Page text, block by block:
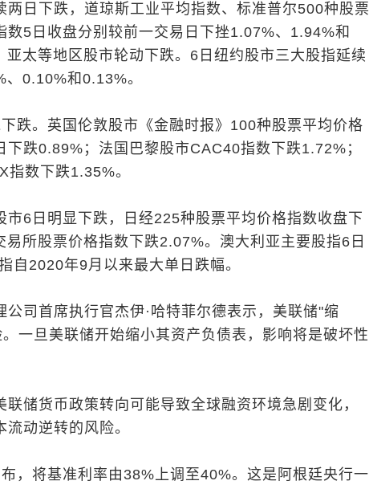
两日下跌，道琼斯工业平均指数、标准普尔500种股票
数5日收盘分别较前一交易日下挫1.07%、1.94%和
亚太等地区股市轮动下跌。6日纽约股市三大股指延续
0.10%和0.13%。
跌。英国伦敦股市《金融时报》100种股票平均价格
下跌0.89%；法国巴黎股市CAC40指数下跌1.72%；
指数下跌1.35%。
市6日明显下跌，日经225种股票平均价格指数收盘下
所股票价格指数下跌2.07%。澳大利亚主要股指6日
自2020年9月以来最大单日跌幅。
公司首席执行官杰伊·哈特菲尔德表示，美联储"缩
一旦美联储开始缩小其资产负债表，影响将是破坏性
储货币政策转向可能导致全球融资环境急剧变化，
动逆转的风险。
，将基准利率由38%上调至40%。这是阿根廷央行一